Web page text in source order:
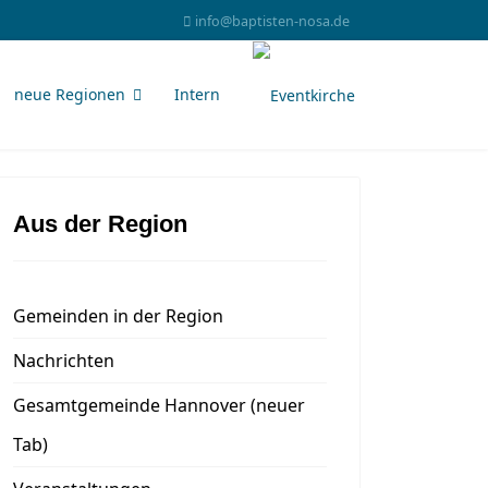
info@baptisten-nosa.de
neue Regionen Intern
Aus der Region
Gemeinden in der Region
Nachrichten
Gesamtgemeinde Hannover (neuer
Tab)